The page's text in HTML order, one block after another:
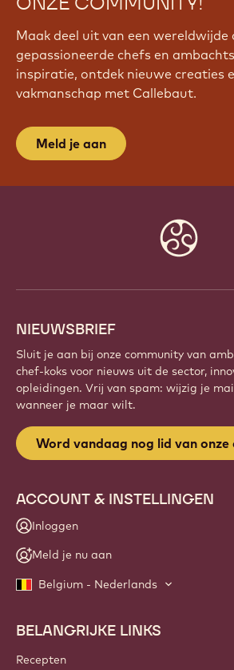
Maak deel uit van een wereldwijde
gepassioneerde chefs en
inspiratie, ontdek nieuwe creaties
vakmanschap met Callebaut.
Meld je aan
NIEUWSBRIEF
Sluit je aan bij onze community van
chef-koks voor nieuws uit de sector,
opleidingen. Vrij van spam: wijzig je
wanneer je maar wilt.
Word vandaag nog lid van
ACCOUNT & INSTELLINGEN
Inloggen
Meld je nu aan
Belgium - Nederlands
Footer
Callebaut
BELANGRIJKE LINKS
Recepten